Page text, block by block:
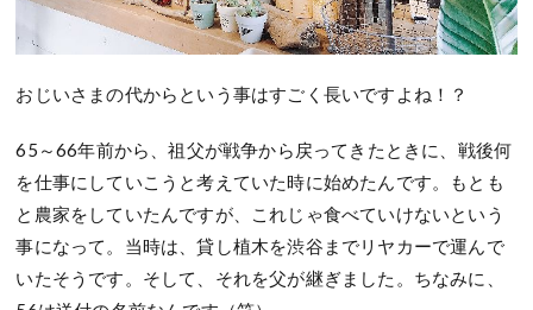
おじいさまの代からという事はすごく長いですよね！？
65～66年前から、祖父が戦争から戻ってきたときに、戦後何
を仕事にしていこうと考えていた時に始めたんです。もとも
と農家をしていたんですが、これじゃ食べていけないという
事になって。当時は、貸し植木を渋谷までリヤカーで運んで
いたそうです。そして、それを父が継ぎました。ちなみに、